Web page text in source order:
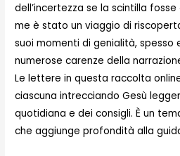
dell’incertezza se la scintilla
me è stato un viaggio di
suoi momenti di genialità, spesso
numerose carenze della
Le lettere in questa raccolta
ciascuna intrecciando Gesù
quotidiana e dei consigli. È un
che aggiunge profondità alla